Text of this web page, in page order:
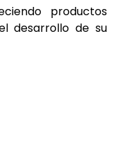
productos
desarrollo de su